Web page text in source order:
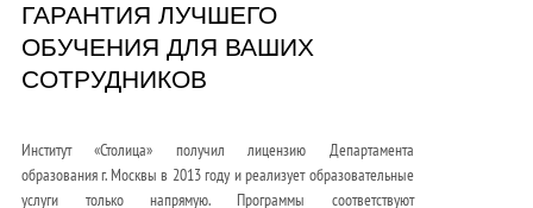
ГАРАНТИЯ ЛУЧШЕГО
ОБУЧЕНИЯ ДЛЯ ВАШИХ
СОТРУДНИКОВ
Институт «Столица» получил лицензию Департамента
образования г. Москвы в 2013 году и реализует образовательные
услуги только напрямую. Программы соответствуют